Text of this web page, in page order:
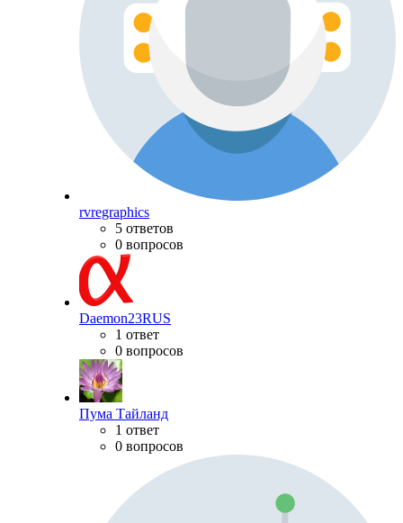
rvregraphics
5 ответов
0 вопросов
Daemon23RUS
1 ответ
0 вопросов
Пума Тайланд
1 ответ
0 вопросов